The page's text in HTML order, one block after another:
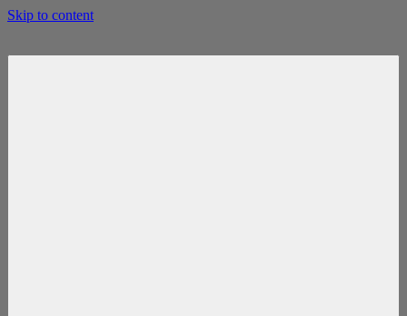
Skip to content